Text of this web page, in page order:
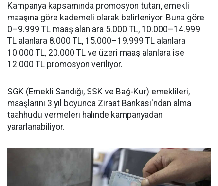
Kampanya kapsamında promosyon tutarı, emekli
maaşına göre kademeli olarak belirleniyor. Buna göre
0–9.999 TL maaş alanlara 5.000 TL, 10.000–14.999
TL alanlara 8.000 TL, 15.000–19.999 TL alanlara
10.000 TL, 20.000 TL ve üzeri maaş alanlara ise
12.000 TL promosyon veriliyor.
SGK (Emekli Sandığı, SSK ve Bağ-Kur) emeklileri,
maaşlarını 3 yıl boyunca Ziraat Bankası'ndan alma
taahhüdü vermeleri halinde kampanyadan
yararlanabiliyor.